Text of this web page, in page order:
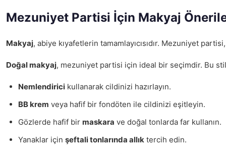
Mezuniyet Partisi İçin Makyaj
Makyaj, abiye kıyafetlerin tamamlayıcısıdır. Mezuniyet
Doğal makyaj, mezuniyet partisi için ideal bir seçimdir. Bu
Nemlendirici kullanarak cildinizi hazırlayın.
BB krem veya hafif bir fondöten ile cildinizi eşitleyin.
Gözlerde hafif bir maskara ve doğal tonlarda far kullanın.
Yanaklar için şeftali tonlarında allık tercih edin.